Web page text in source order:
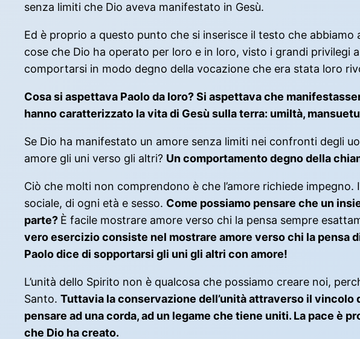
senza limiti che Dio aveva manifestato in Gesù.
Ed è proprio a questo punto che si inserisce il testo che
cose che Dio ha operato per loro e in loro, visto i grandi privilegi
comportarsi in modo degno della vocazione che era stata loro
Cosa si aspettava Paolo da loro? Si aspettava che
hanno caratterizzato la vita di Gesù sulla terra: umiltà,
Se Dio ha manifestato un amore senza limiti nei confronti degli
amore gli uni verso gli altri? Un comportamento degno della
Ciò che molti non comprendono è che l’amore richiede
sociale, di ogni età e sesso. Come possiamo pensare che un
parte? È facile mostrare amore verso chi la pensa sempre
vero esercizio consiste nel mostrare amore verso chi la pensa
Paolo dice di sopportarsi gli uni gli altri con amore!
L’unità dello Spirito non è qualcosa che possiamo creare noi,
Santo. Tuttavia la conservazione dell’unità attraverso il
pensare ad una corda, ad un legame che tiene uniti. La pace è
che Dio ha creato.